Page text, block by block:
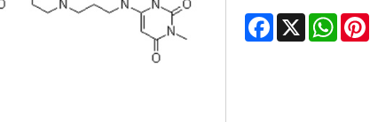
Facebook
X